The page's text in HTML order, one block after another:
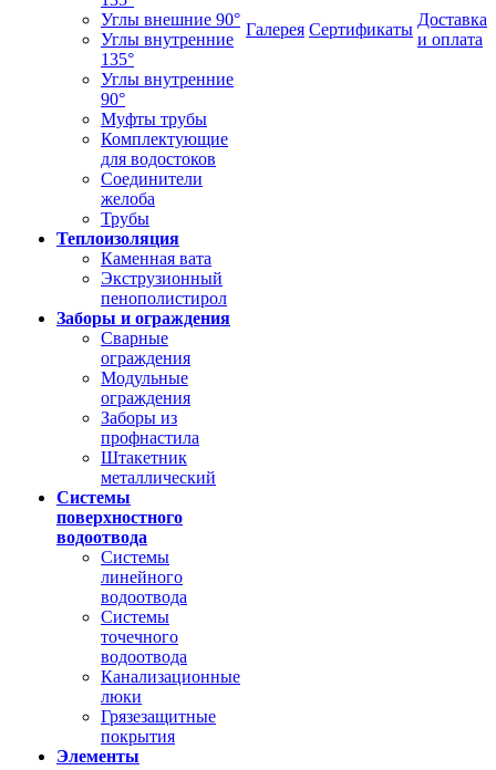
Углы внешние 90°
Углы внутренние
135°
Углы внутренние
90°
Муфты трубы
Комплектующие
для водостоков
Соединители
желоба
Трубы
Теплоизоляция
Каменная вата
Экструзионный
пенополистирол
Заборы и ограждения
Сварные
ограждения
Модульные
ограждения
Заборы из
профнастила
Штакетник
металлический
Системы
поверхностного
водоотвода
Системы
линейного
водоотвода
Системы
точечного
водоотвода
Канализационные
люки
Грязезащитные
покрытия
Элементы
Галерея Сертификаты
Доставка
и оплата